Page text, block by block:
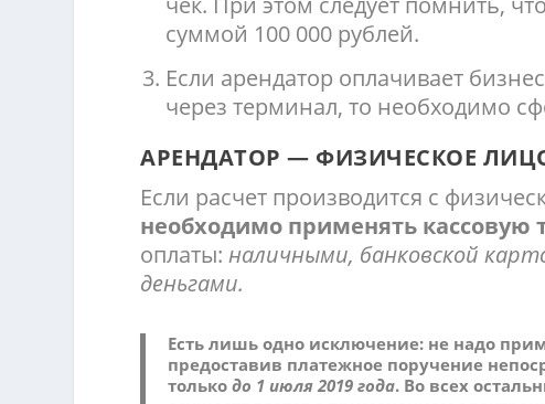
суммой 100 000 рублей.
Если арендатор оплачивает
через терминал, то необходимо
АРЕНДАТОР — ФИЗИЧЕСКОЕ
Если расчет производится с
необходимо применять кассовую
оплаты: наличными, банковской
деньгами.
Есть лишь одно исключение: не надо
предоставив платежное поручение
толькодо 1 июля 2019 года. Во всех